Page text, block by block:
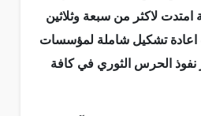
امتدت لاكثر من سبعة وثلاثين
تشكيل شاملة لمؤسسات
نفوذ الحرس الثوري في كافة